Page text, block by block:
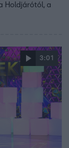
Holdjárótól, a
3:01